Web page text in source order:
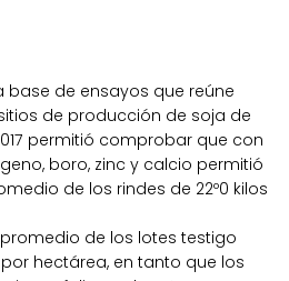
base de ensayos que reúne
de producción de soja de
permitió comprobar que con
boro, zinc y calcio permitió
de los rindes de 22º0 kilos
de los lotes testigo
hectárea, en tanto que los